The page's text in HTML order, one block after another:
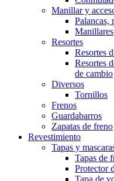
Manillar y
Palancas,
Manillares
Resortes
Resortes
Resortes
de cambio
Diversos
Tornillos
Frenos
Guardabarros
Zapatas de freno
Revestimiento
Tapas y
Tapas de
Protector
Tapa de